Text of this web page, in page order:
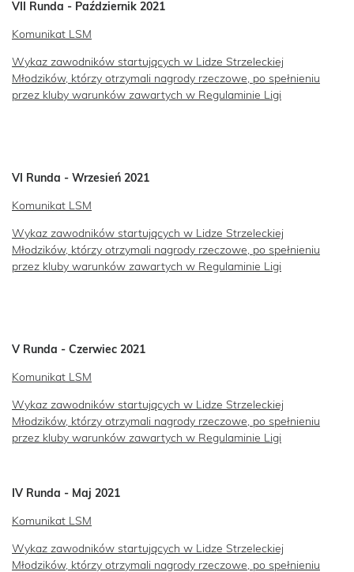
VII Runda - Październik 2021
Komunikat LSM
Wykaz zawodników startujących w Lidze Strzeleckiej
Młodzików, którzy otrzymali nagrody rzeczowe, po spełnieniu
przez kluby warunków zawartych w Regulaminie Ligi
VI Runda - Wrzesień 2021
Komunikat LSM
Wykaz zawodników startujących w Lidze Strzeleckiej
Młodzików, którzy otrzymali nagrody rzeczowe, po spełnieniu
przez kluby warunków zawartych w Regulaminie Ligi
V Runda - Czerwiec 2021
Komunikat LSM
Wykaz zawodników startujących w Lidze Strzeleckiej
Młodzików, którzy otrzymali nagrody rzeczowe, po spełnieniu
przez kluby warunków zawartych w Regulaminie Ligi
IV Runda - Maj 2021
Komunikat LSM
Wykaz zawodników startujących w Lidze Strzeleckiej
Młodzików, którzy otrzymali nagrody rzeczowe, po spełnieniu